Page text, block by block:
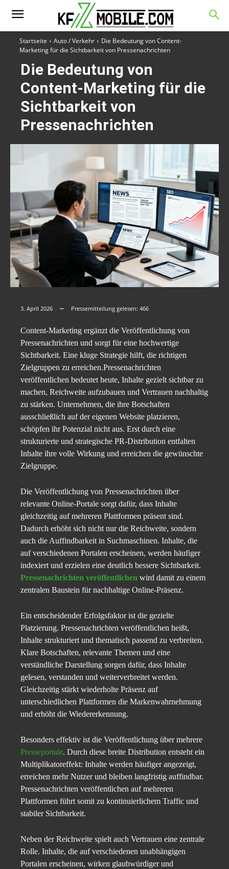
Startseite Auto / Verkehr
Die Bedeutung von Content-
Marketing für die Sichtbarkeit von Pressenachrichten
Die Bedeutung von
Content-Marketing für die
Sichtbarkeit von
Pressenachrichten
3. April 2026 Pressemitteilung gelesen: 466
Content-Marketing ergänzt die Veröffentlichung von
Pressenachrichten und sorgt für eine hochwertige
Sichtbarkeit. Eine kluge Strategie hilft, die richtigen
Zielgruppen zu erreichen.Pressenachrichten
veröffentlichen bedeutet heute, Inhalte gezielt sichtbar zu
machen, Reichweite aufzubauen und Vertrauen nachhaltig
zu stärken. Unternehmen, die ihre Botschaften
ausschließlich auf der eigenen Website platzieren,
schöpfen ihr Potenzial nicht aus. Erst durch eine
strukturierte und strategische PR-Distribution entfalten
Inhalte ihre volle Wirkung und erreichen die gewünschte
Zielgruppe.
Die Veröffentlichung von Pressenachrichten über
relevante Online-Portale sorgt dafür, dass Inhalte
gleichzeitig auf mehreren Plattformen präsent sind.
Dadurch erhöht sich nicht nur die Reichweite, sondern
auch die Auffindbarkeit in Suchmaschinen. Inhalte, die
auf verschiedenen Portalen erscheinen, werden häufiger
indexiert und erzielen eine deutlich bessere Sichtbarkeit.
Pressenachrichten veröffentlichen wird damit zu einem
zentralen Baustein für nachhaltige Online-Präsenz.
Ein entscheidender Erfolgsfaktor ist die gezielte
Platzierung. Pressenachrichten veröffentlichen heißt,
Inhalte strukturiert und thematisch passend zu verbreiten.
Klare Botschaften, relevante Themen und eine
verständliche Darstellung sorgen dafür, dass Inhalte
gelesen, verstanden und weiterverbreitet werden.
Gleichzeitig stärkt wiederholte Präsenz auf
unterschiedlichen Plattformen die Markenwahrnehmung
und erhöht die Wiedererkennung.
Besonders effektiv ist die Veröffentlichung über mehrere
Presseportale. Durch diese breite Distribution entsteht ein
Multiplikatoreffekt: Inhalte werden häufiger angezeigt,
erreichen mehr Nutzer und bleiben langfristig auffindbar.
Pressenachrichten veröffentlichen auf mehreren
Plattformen führt somit zu kontinuierlichem Traffic und
stabiler Sichtbarkeit.
Neben der Reichweite spielt auch Vertrauen eine zentrale
Rolle. Inhalte, die auf verschiedenen unabhängigen
Portalen erscheinen, wirken glaubwürdiger und